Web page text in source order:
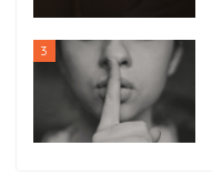
3